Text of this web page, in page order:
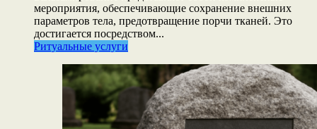
мероприятия, обеспечивающие сохранение внешних
параметров тела, предотвращение порчи тканей. Это
достигается посредством...
Ритуальные услуги